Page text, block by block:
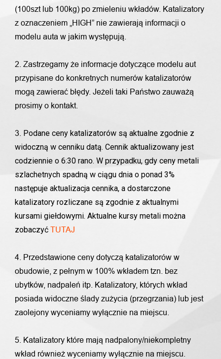
(100szt lub 100kg) po zmieleniu wkładów. Katalizatory
z oznaczeniem „HIGH” nie zawierają informacji o
modelu auta w jakim występują.
2. Zastrzegamy że informacje dotyczące modelu aut
przypisane do konkretnych numerów katalizatorów
mogą zawierać błędy. Jeżeli taki Państwo zauważą
prosimy o kontakt.
3. Podane ceny katalizatorów są aktualne zgodnie z
widoczną w cenniku datą. Cennik aktualizowany jest
codziennie o 6:30 rano. W przypadku, gdy ceny metali
szlachetnych spadną w ciągu dnia o ponad 3%
następuje aktualizacja cennika, a dostarczone
katalizatory rozliczane są zgodnie z aktualnymi
kursami giełdowymi. Aktualne kursy metali można
zobaczyć TUTAJ
4. Przedstawione ceny dotyczą katalizatorów w
obudowie, z pełnym w 100% wkładem tzn. bez
ubytków, nadpaleń itp. Katalizatory, których wkład
posiada widoczne ślady zużycia (przegrzania) lub jest
zaolejony wyceniamy wyłącznie na miejscu.
5. Katalizatory które mają nadpalony/niekompletny
wkład również wyceniamy wyłącznie na miejscu.